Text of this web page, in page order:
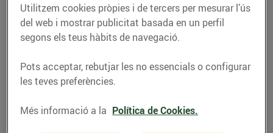
Utilitzem cookies pròpies i de tercers per mesurar l’ús
del web i mostrar publicitat basada en un perfil
segons els teus hàbits de navegació.
Pots acceptar, rebutjar les no essencials o configurar
les teves preferències.
Més informació a la Política de Cookies.